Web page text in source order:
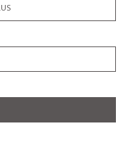
Isokon
€